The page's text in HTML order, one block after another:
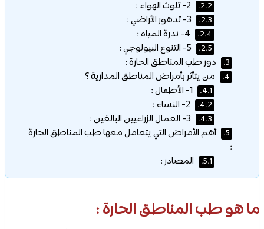
2.2.
2.3.
2.4.
2.5.
3. دور طب المناطق الحارة :
4. من يتأثر بأمراض المناطق المدارية ؟
4.1.
4.2.
4.3.
5.
أهم الأمراض التي يتعامل معها طب المناطق الحارة
:
5.1. المصادر :
ما هو طب المناطق الحارة :